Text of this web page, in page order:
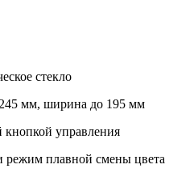
стекло
мм, ширина до 195 мм
кнопкой управления
режим плавной смены цвета